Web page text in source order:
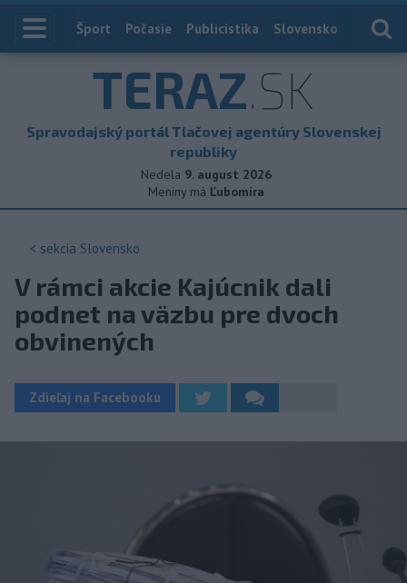
Index
Šport Počasie Publicistika Slovensko
TERAZ.SK
Spravodajský portál Tlačovej agentúry Slovenskej
republiky
Nedela 9. august 2026
Meniny má Ľubomíra
< sekcia Slovensko
V rámci akcie Kajúcnik dali
podnet na väzbu pre dvoch
obvinených
Zdieľaj na Facebooku